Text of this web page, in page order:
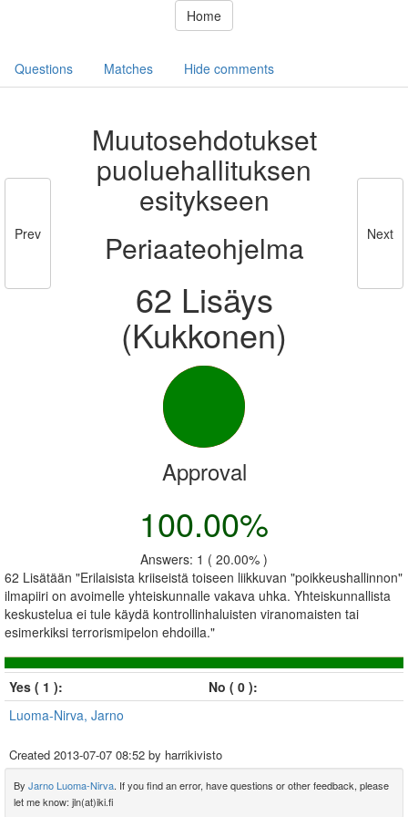
Home
Questions Matches Hide comments
Prev
Muutosehdotukset
puoluehallituksen
esitykseen
Periaateohjelma
62 Lisäys
(Kukkonen)
Next
Approval
100.00%
Answers: 1 ( 20.00% )
62 Lisätään "Erilaisista kriiseistä toiseen liikkuvan "poikkeushallinnon"
ilmapiiri on avoimelle yhteiskunnalle vakava uhka. Yhteiskunnallista
keskustelua ei tule käydä kontrollinhaluisten viranomaisten tai
esimerkiksi terrorismipelon ehdoilla."
Yes ( 1 ):
No ( 0 ):
Luoma-Nirva, Jarno
Created 2013-07-07 08:52 by harrikivisto
By Jarno Luoma-Nirva. If you find an error, have questions or other feedback, please
let me know: jln(at)iki.fi